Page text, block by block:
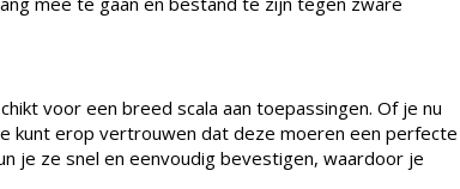
voor een breed scala aan toepassingen. Of je nu
kunt erop vertrouwen dat deze moeren een perfecte
je ze snel en eenvoudig bevestigen, waardoor je